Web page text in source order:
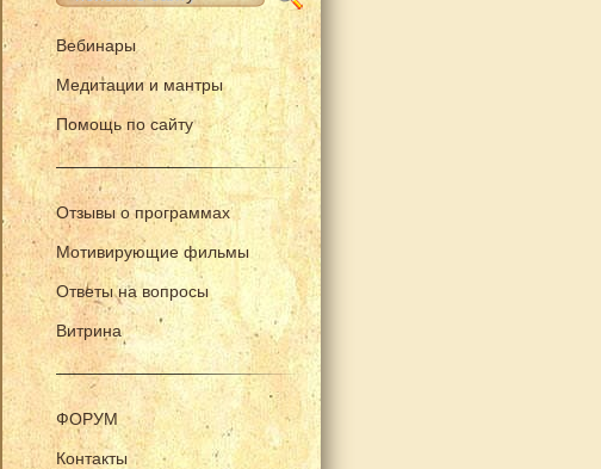
Вебинары
Медитации и мантры
Помощь по сайту
Отзывы о программах
Мотивирующие фильмы
Ответы на вопросы
Витрина
ФОРУМ
Контакты